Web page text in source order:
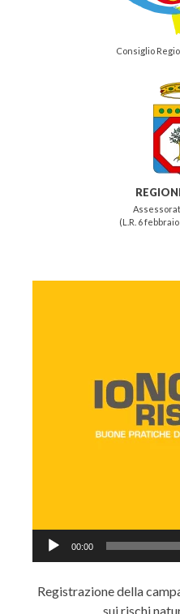
Consiglio
(L.R. 6
Audio
00:00
Registrazione della
sui rischi